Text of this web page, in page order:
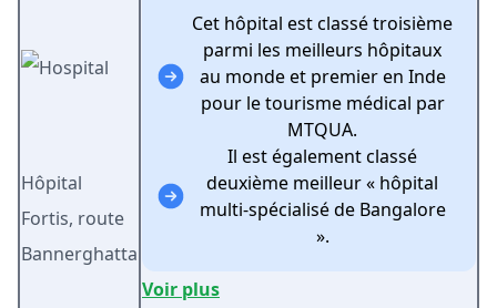
Hôpital
Fortis, route
Bannerghatta
Cet hôpital est classé troisième
parmi les meilleurs hôpitaux
au monde et premier en Inde
pour le tourisme médical par
MTQUA.
Il est également classé
deuxième meilleur « hôpital
multi-spécialisé de Bangalore
».
Voir plus